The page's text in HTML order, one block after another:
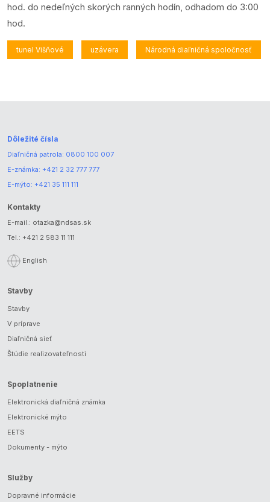
hod. do nedeľných skorých ranných hodín, odhadom do 3:00
hod.
tunel Višňové uzávera Národná diaľničná spoločnosť
Dôležité čísla
Diaľničná patrola: 0800 100 007
E-známka: +421 2 32 777 777
E-mýto: +421 35 111 111
Kontakty
E-mail.: otazka@ndsas.sk
Tel.: +421 2 583 11 111
English
Stavby
Stavby
V príprave
Diaľničná sieť
Štúdie realizovateľnosti
Spoplatnenie
Elektronická diaľničná známka
Elektronické mýto
EETS
Dokumenty - mýto
Služby
Dopravné informácie